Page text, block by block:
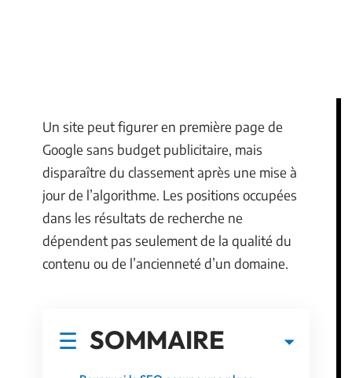
Un site peut figurer en première page de
Google sans budget publicitaire, mais
disparaître du classement après une mise à
jour de l’algorithme. Les positions occupées
dans les résultats de recherche ne
dépendent pas seulement de la qualité du
contenu ou de l’ancienneté d’un domaine.
SOMMAIRE